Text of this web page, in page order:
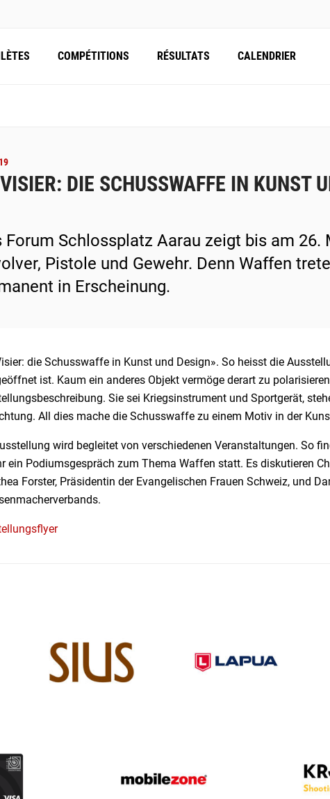
COMPÉTITIONS RÉSULTATS CALENDRIER
DIE SCHUSSWAFFE IN KUNST
Forum Schlossplatz Aarau zeigt bis am
Pistole und Gewehr. Denn Waffen
in Erscheinung.
die Schusswaffe in Kunst und Design». So heisst die
ist. Kaum ein anderes Objekt vermöge derart zu
Sie sei Kriegsinstrument und Sportgerät,
All dies mache die Schusswaffe zu einem Motiv in der
wird begleitet von verschiedenen Veranstaltungen. So
ein Podiumsgespräch zum Thema Waffen statt. Es diskutieren
Forster, Präsidentin der Evangelischen Frauen Schweiz, und